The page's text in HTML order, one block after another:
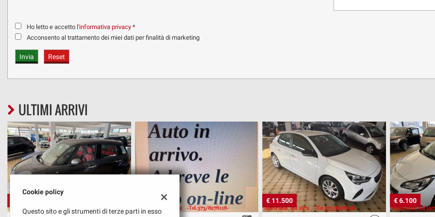
Ho letto e accetto l'informativa privacy *
Acconsento al trattamento dei miei dati per finalità di marketing
ULTIMI ARRIVI
€ 13.400 € 11.500 € 6.100
Cookie policy
Questo sito e gli strumenti di terze parti in esso